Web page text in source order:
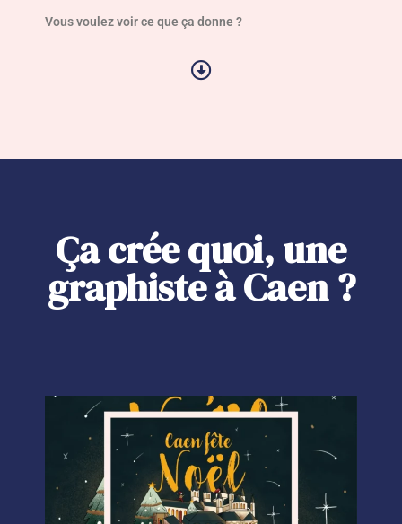
Vous voulez voir ce que ça donne ?
Ça crée quoi, une
graphiste à Caen ?